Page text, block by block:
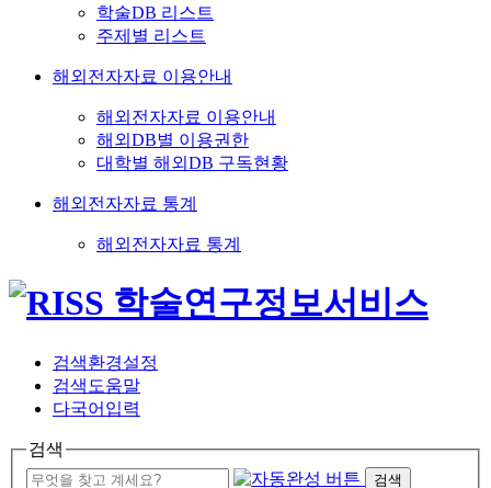
학술DB 리스트
주제별 리스트
해외전자자료 이용안내
해외전자자료 이용안내
해외DB별 이용권한
대학별 해외DB 구독현황
해외전자자료 통계
해외전자자료 통계
검색환경설정
검색도움말
다국어입력
검색
검색